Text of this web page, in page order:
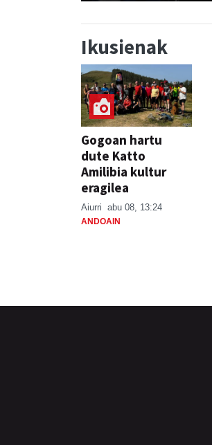
Ikusienak
Gogoan hartu
dute Katto
Amilibia kultur
eragilea
Aiurri abu 08, 13:24
ANDOAIN